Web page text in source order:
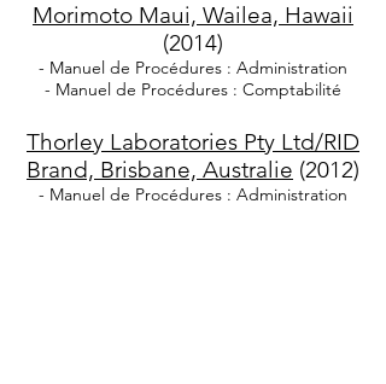
Morimoto Maui, Wailea, Hawaii
(2014)
- Manuel de Procédures : Administration
- Manuel de Procédures : Comptabilité
Thorley Laboratories Pty Ltd/RID
Brand, Brisbane, Australie (2012)
- Manuel de Procédures : Administration